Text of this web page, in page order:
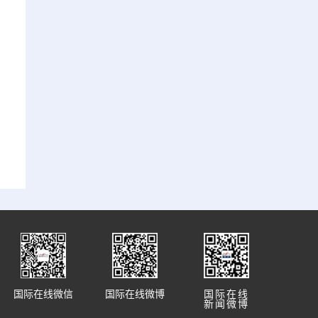
国际在线
新闻微博
国际在线微博
国际在线微信